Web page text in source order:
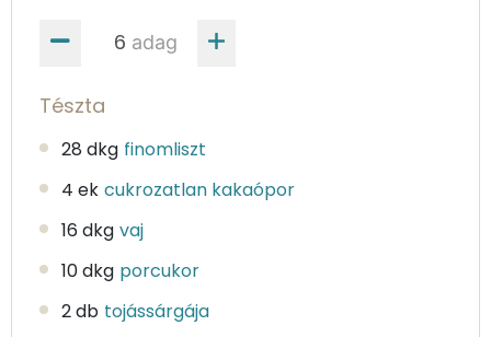
adag
Tészta
28 dkg finomliszt
4 ek cukrozatlan kakaópor
16 dkg vaj
10 dkg porcukor
2 db tojássárgája